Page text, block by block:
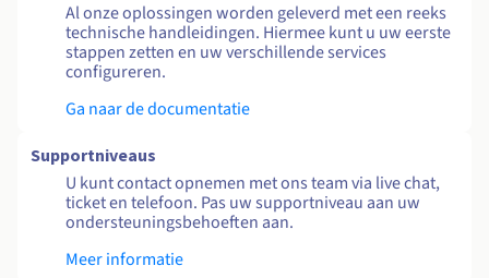
Al onze oplossingen worden geleverd met een reeks
technische handleidingen. Hiermee kunt u uw eerste
stappen zetten en uw verschillende services
configureren.
Ga naar de documentatie
Supportniveaus
U kunt contact opnemen met ons team via live chat,
ticket en telefoon. Pas uw supportniveau aan uw
ondersteuningsbehoeften aan.
Meer informatie